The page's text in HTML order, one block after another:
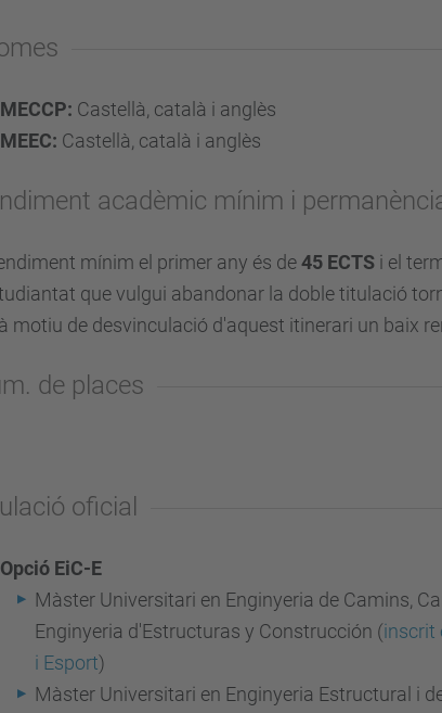
MECCP: Castellà, català i anglès
MEEC: Castellà, català i anglès
acadèmic mínim i
mínim el primer any és de45 ECTS i el
que vulgui abandonar la doble titulació
motiu de desvinculació d'aquest itinerari un baix
de places
oficial
Opció EiC-E
Màster Universitari en Enginyeria de Camins,
Enginyeria d'Estructuras y Construcción (inscrit
i Esport)
Màster Universitari en Enginyeria Estructural i